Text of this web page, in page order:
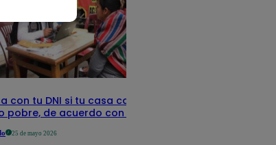
con tu DNI si tu casa califica
pobre, de acuerdo con el Sisfoh
25 de mayo 2026